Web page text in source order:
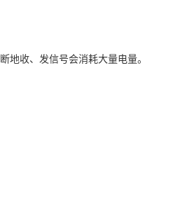
地收、发信号会消耗大量电量。